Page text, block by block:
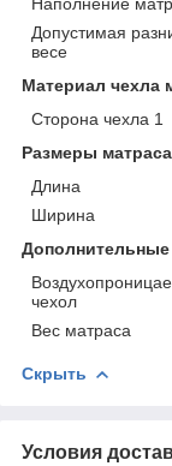
Допустимая
весе
Материал чехла
Сторона чехла 1
Размеры матраса
Длина
Ширина
Дополнительные
чехол
Вес матраса
Скрыть
Условия